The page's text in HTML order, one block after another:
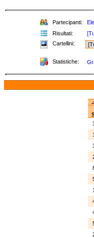
Partecipanti:
Risultati:
Cartellini:
Statistiche: